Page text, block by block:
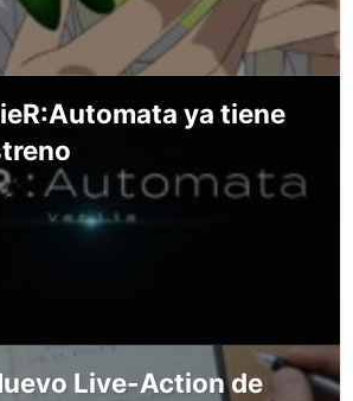
ya tiene
Live-Action de